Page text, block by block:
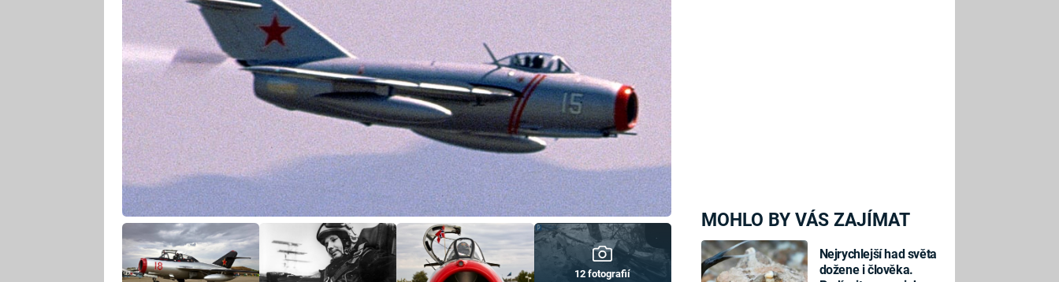
MOHLO BY VÁS ZAJÍMAT
Nejrychlejší had světa
dožene i člověka.
12 fotografií